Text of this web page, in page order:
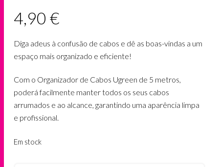
4,90€
Diga adeus à confusão de cabos e dê as boas-vindas a um
espaço mais organizado e eficiente!
Com o Organizador de Cabos Ugreen de 5 metros,
poderá facilmente manter todos os seus cabos
arrumados e ao alcance, garantindo uma aparência limpa
e profissional.
Em stock